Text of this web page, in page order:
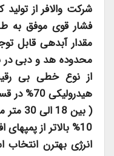
شرکت والافر از تولید
فشار قوی موفق به
مقدار آبدهی قابل
محدوده هد و دبی در
از نوع خطی بی
( بین
10% بالاتر از
انرژی بهترن